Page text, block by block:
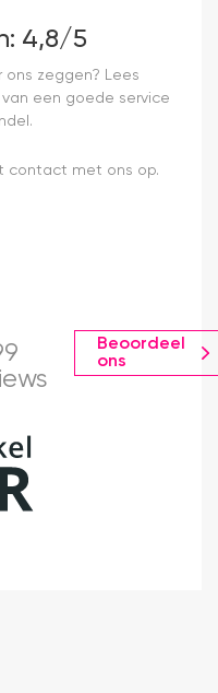
4,8/5
zeggen? Lees
een goede service
contact met ons op.
Beoordeel
ons